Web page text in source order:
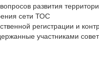
развития
сети ТОС
регистрации и
участниками